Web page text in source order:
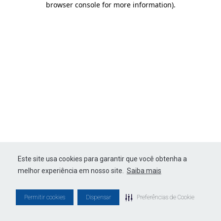
Este site usa cookies para garantir que você obtenha a
melhor experiência em nosso site. Saiba mais
Permitir cookies Dispensar Preferências de Cookie
browser console for more information).